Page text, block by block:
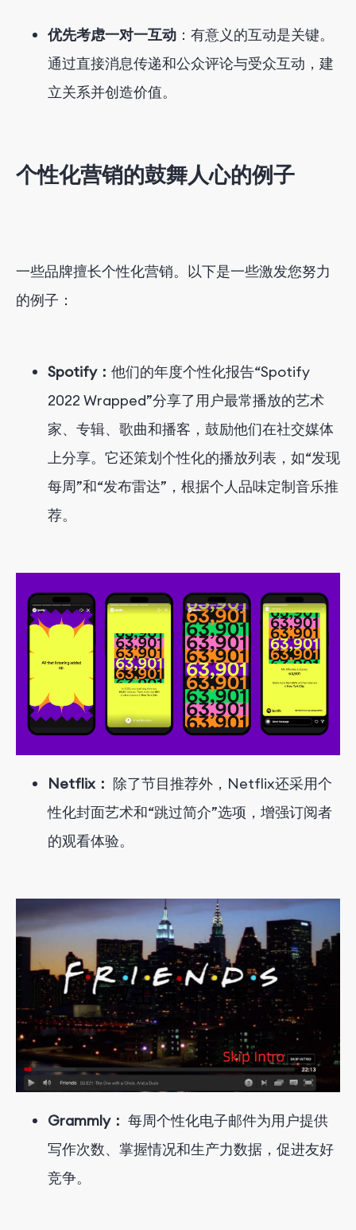
优先考虑一对一互动 ：有意义的互动是关键。
通过直接消息传递和公众评论与受众互动，建
立关系并创造价值。
个性化营销的鼓舞人心的例子
一些品牌擅长个性化营销。以下是一些激发您努力
的例子：
Spotify： 他们的年度个性化报告“Spotify
2022 Wrapped”分享了用户最常播放的艺术
家、专辑、歌曲和播客，鼓励他们在社交媒体
上分享。它还策划个性化的播放列表，如“发现
每周”和“发布雷达”，根据个人品味定制音乐推
荐。
Netflix： 除了节目推荐外，Netflix还采用个
性化封面艺术和“跳过简介”选项，增强订阅者
的观看体验。
Grammly： 每周个性化电子邮件为用户提供
写作次数、掌握情况和生产力数据，促进友好
竞争。